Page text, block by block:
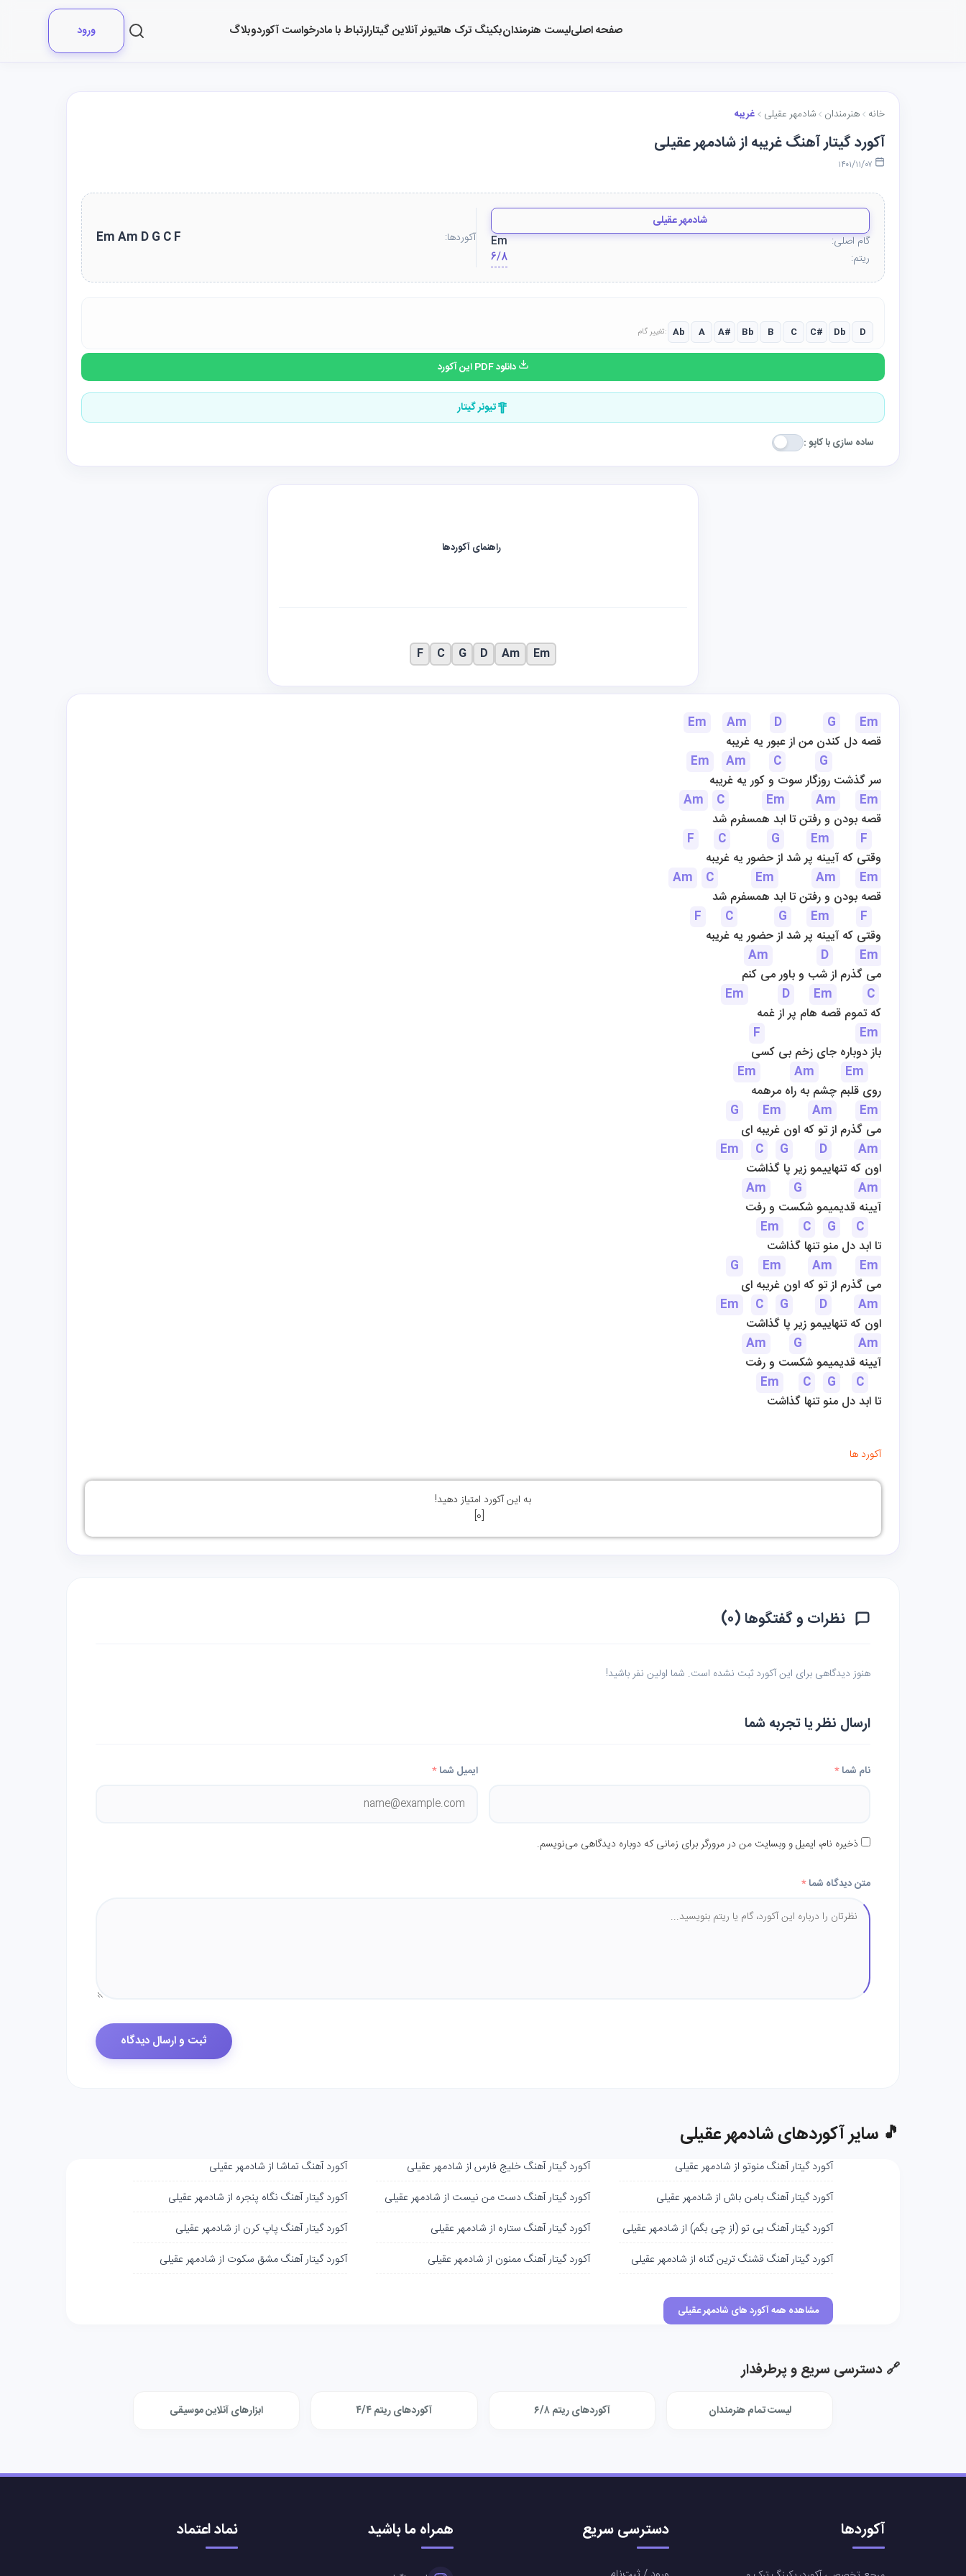
صفحه اصلیلیست هنرمندانبکینگ ترک هاتیونر آنلاین گیتارارتباط با مادرخواست آکوردوبلاگ ورود
خانه هنرمندان شادمهر عقیلی غریبه
آکورد گیتار آهنگ غریبه از شادمهر عقیلی
شادمهر عقیلی
گام اصلی:
Em
ریتم:
6/8
آکوردها: Em Am D G C F
تغییر گام: Ab A A# Bb B C C# Db D
دانلود PDF این آکورد
تیونر گیتار
ساده سازی با کاپو :
Em Am D G
Em
قصه دل کندن من از عبور یه غریبه
Em
Am C
G
سر گذشت روزگار سوت و کور یه غریبه
Am
C Em Am
Em
قصه بودن و رفتن تا ابد همسفرم شد
F
C G Em
F
وقتی که آیینه پر شد از حضور یه غریبه
Am
C Em Am
Em
قصه بودن و رفتن تا ابد همسفرم شد
F
C G Em
F
وقتی که آیینه پر شد از حضور یه غریبه
Am
D
Em
می گذرم از شب و باور می کنم
Em
D Em
C
که تموم قصه هام پر از غمه
F
Em
باز دوباره جای زخم بی کسی
Em
Am
Em
روی قلبم چشم به راه مرهمه
G
Em Am
Em
می گذرم از تو که اون غریبه ای
Em
C G D
Am
اون که تنهاییمو زیر پا گذاشت
Am
G
Am
آیینه قدیمیمو شکست و رفت
Em
C G
C
تا ابد دل منو تنها گذاشت
G
Em Am
Em
می گذرم از تو که اون غریبه ای
Em
C G D
Am
اون که تنهاییمو زیر پا گذاشت
Am
G
Am
آیینه قدیمیمو شکست و رفت
Em
C G
C
تا ابد دل منو تنها گذاشت
آکورد ها
به این آکورد امتیاز دهید!
[
0
]
راهنمای آکوردها
Em
Am
D
G
C
F
نظرات و گفتگوها (۰)
هنوز دیدگاهی برای این آکورد ثبت نشده است. شما اولین نفر باشید!
ارسال نظر یا تجربه شما
نام شما* ایمیل شما*
ذخیره نام، ایمیل و وبسایت من در مرورگر برای زمانی که دوباره دیدگاهی می‌نویسم.
متن دیدگاه شما*
🎵 سایر آکوردهای شادمهر عقیلی
آکورد گیتار آهنگ منوتو از شادمهر عقیلی
آکورد گیتار آهنگ بامن باش از شادمهر عقیلی
آکورد گیتار آهنگ بی تو (از چی بگم) از شادمهر عقیلی
آکورد گیتار آهنگ قشنگ‌ ترین گناه از شادمهر عقیلی
آکورد گیتار آهنگ خلیج فارس از شادمهر عقیلی
آکورد گیتار آهنگ دست من نیست از شادمهر عقیلی
آکورد گیتار آهنگ ستاره از شادمهر عقیلی
آکورد گیتار آهنگ ممنون از شادمهر عقیلی
آکورد آهنگ تماشا از شادمهر عقیلی
آکورد گیتار آهنگ نگاه پنجره از شادمهر عقیلی
آکورد گیتار آهنگ پاپ کرن از شادمهر عقیلی
آکورد گیتار آهنگ مشق سکوت از شادمهر عقیلی
مشاهده همه آکورد های شادمهر عقیلی
🔗 دسترسی سریع و پرطرفدار
لیست تمام هنرمندان آکوردهای ریتم ۶/۸ آکوردهای ریتم ۴/۴ ابزارهای آنلاین موسیقی
آکوردها دسترسی سریع همراه ما باشید نماد اعتماد